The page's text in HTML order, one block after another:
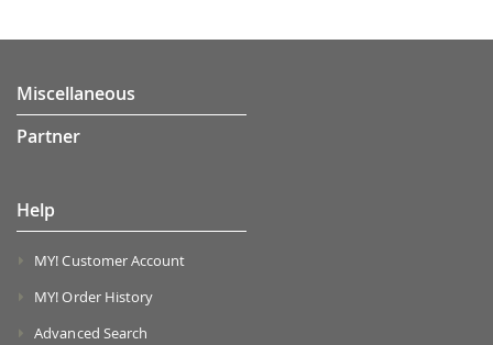
Miscellaneous
Partner
Help
MY! Customer Account
MY! Order History
Advanced Search